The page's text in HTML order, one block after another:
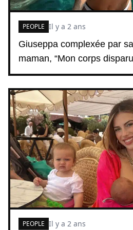
Giuseppa complexée par
maman, “Mon corps
PEOPLE Il y a 2 ans
PEOPLE Il y a 2 ans